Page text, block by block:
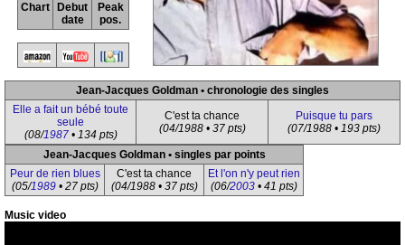
Chart
Debut
date
Peak
pos.
Jean-Jacques Goldman • chronologie des singles
Elle a fait un bébé toute
seule
(08/1987• 134 pts)
C'est ta chance
(04/1988 • 37 pts)
Puisque tu pars
(07/1988 • 193 pts)
Jean-Jacques Goldman • singles par points
Peur de rien blues
(05/1989• 27 pts)
C'est ta chance
(04/1988 • 37 pts)
Et l'on n'y peut rien
(06/2003• 41 pts)
Music video